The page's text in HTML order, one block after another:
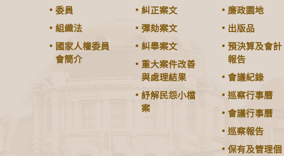
委員
組織法
國家人權委員
會簡介
糾正案文
彈劾案文
糾舉案文
重大案件改善
與處理結果
紓解民怨小檔
案
廉政園地
出版品
預決算及會計
報告
會議紀錄
巡察行事曆
會議行事曆
巡察報告
保有及管理個